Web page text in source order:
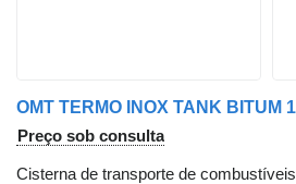
Preço sob consulta
Cisterna de transporte de combustíveis